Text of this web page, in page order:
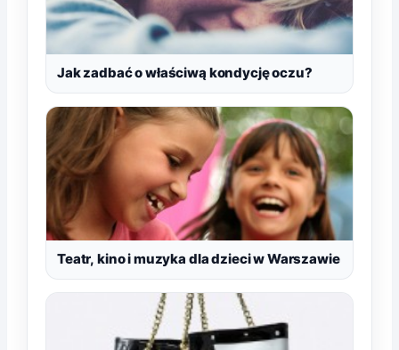
Jak zadbać o właściwą kondycję oczu?
Teatr, kino i muzyka dla dzieci w Warszawie